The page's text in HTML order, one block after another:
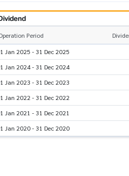
Period
Jan 2025 - 31 Dec 2025
Jan 2024 - 31 Dec 2024
Jan 2023 - 31 Dec 2023
Jan 2022 - 31 Dec 2022
Jan 2021 - 31 Dec 2021
Jan 2020 - 31 Dec 2020